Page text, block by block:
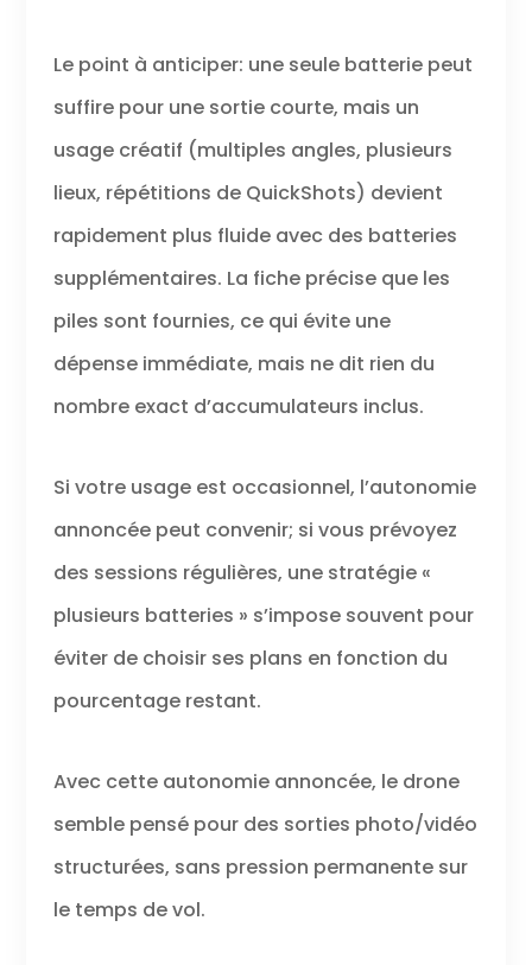
Le point à anticiper: une seule batterie peut
suffire pour une sortie courte, mais un
usage créatif (multiples angles, plusieurs
lieux, répétitions de QuickShots) devient
rapidement plus fluide avec des batteries
supplémentaires. La fiche précise que les
piles sont fournies, ce qui évite une
dépense immédiate, mais ne dit rien du
nombre exact d’accumulateurs inclus.
Si votre usage est occasionnel, l’autonomie
annoncée peut convenir; si vous prévoyez
des sessions régulières, une stratégie «
plusieurs batteries » s’impose souvent pour
éviter de choisir ses plans en fonction du
pourcentage restant.
Avec cette autonomie annoncée, le drone
semble pensé pour des sorties photo/vidéo
structurées, sans pression permanente sur
le temps de vol.